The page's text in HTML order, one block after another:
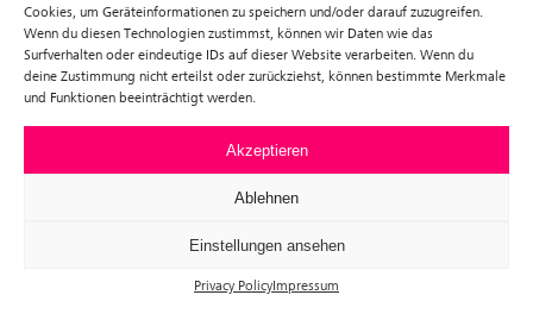
Cookies, um Geräteinformationen zu speichern und/oder darauf zuzugreifen.
Wenn du diesen Technologien zustimmst, können wir Daten wie das
Surfverhalten oder eindeutige IDs auf dieser Website verarbeiten. Wenn du
deine Zustimmung nicht erteilst oder zurückziehst, können bestimmte Merkmale
und Funktionen beeinträchtigt werden.
Akzeptieren
Ablehnen
Einstellungen ansehen
Privacy PolicyImpressum
Newsletter
Instagram
Facebook
f³ – freiraum für fotografie
Prinzessinnenstraße 30
Telefon: +49 30 63961119